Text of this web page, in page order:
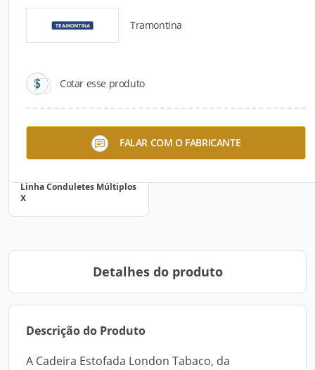
Tramontina
Cotar esse produto
FALAR COM O FABRICANTE
Catálogos para Download
Linha Conduletes Múltiplos
X
Detalhes do produto
Descrição do Produto
A Cadeira Estofada London Tabaco, da